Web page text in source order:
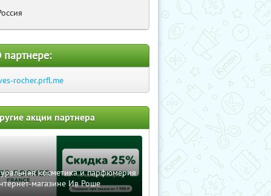
партнере:
rocher.prfl.me
акции партнера
косметика и парфюмерия
магазине Ив Роше